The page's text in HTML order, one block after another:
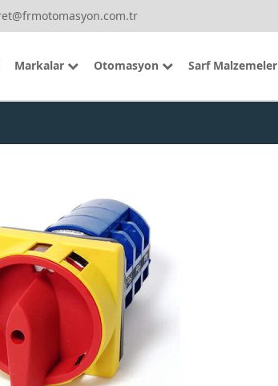
Markalar Otomasyon Sarf Malzemeler